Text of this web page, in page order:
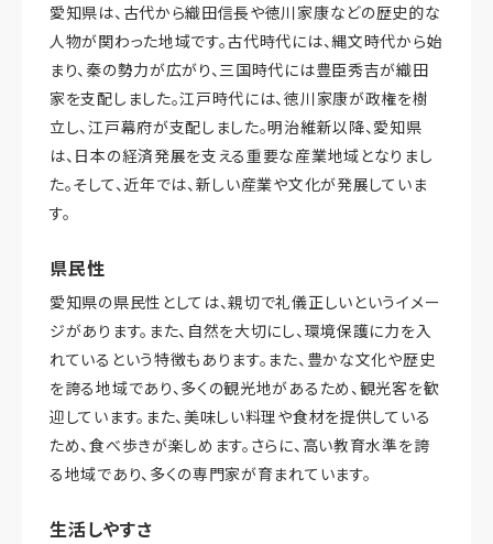
愛知県は、古代から織田信長や徳川家康などの歴史的な
人物が関わった地域です。古代時代には、縄文時代から始
まり、秦の勢力が広がり、三国時代には豊臣秀吉が織田
家を支配しました。江戸時代には、徳川家康が政権を樹
立し、江戸幕府が支配しました。明治維新以降、愛知県
は、日本の経済発展を支える重要な産業地域となりまし
た。そして、近年では、新しい産業や文化が発展していま
す。
県民性
愛知県の県民性としては、親切で礼儀正しいというイメー
ジがあります。また、自然を大切にし、環境保護に力を入
れているという特徴もあります。また、豊かな文化や歴史
を誇る地域であり、多くの観光地があるため、観光客を歓
迎しています。また、美味しい料理や食材を提供している
ため、食べ歩きが楽しめます。さらに、高い教育水準を誇
る地域であり、多くの専門家が育まれています。
生活しやすさ